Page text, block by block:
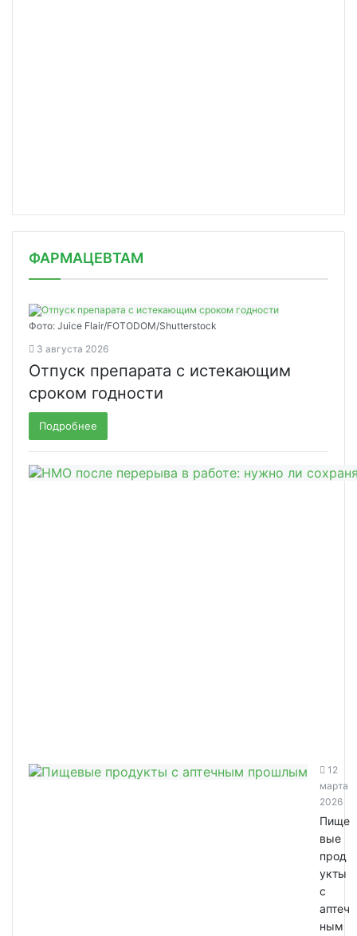
ФАРМАЦЕВТАМ
Фото: Juice Flair/FOTODOM/Shutterstoсk
3 августа 2026
Отпуск препарата с истекающим
сроком годности
Подробнее
12
марта
2026
Пище
вые
прод
укты
с
аптеч
ным